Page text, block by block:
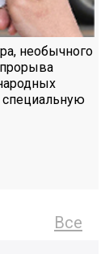
необычного
специальную
Все